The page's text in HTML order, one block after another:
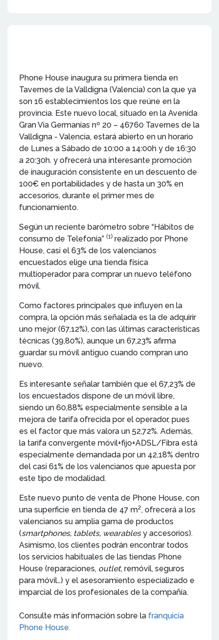
Phone House inaugura su primera tienda en
Tavernes de la Valldigna (Valencia) con la que ya
son 16 establecimientos los que reúne en la
provincia. Este nuevo local, situado en la Avenida
Gran Vía Germanías nº 20 – 46760 Tavernes de la
Valldigna - Valencia, estará abierto en un horario
de Lunes a Sábado de 10:00 a 14:00h y de 16:30
a 20:30h. y ofrecerá una interesante promoción
de inauguración consistente en un descuento de
100€ en portabilidades y de hasta un 30% en
accesorios, durante el primer mes de
funcionamiento.
Según un reciente barómetro sobre “Hábitos de
consumo de Telefonía” (1) realizado por Phone
House, casi el 63% de los valencianos
encuestados elige una tienda física
multioperador para comprar un nuevo teléfono
móvil.
Como factores principales que influyen en la
compra, la opción más señalada es la de adquirir
uno mejor (67,12%), con las últimas características
técnicas (39,80%), aunque un 67,23% afirma
guardar su móvil antiguo cuando compran uno
nuevo.
Es interesante señalar también que el 67,23% de
los encuestados dispone de un móvil libre,
siendo un 60,88% especialmente sensible a la
mejora de tarifa ofrecida por el operador, pues
es el factor que más valora un 52,72%. Además,
la tarifa convergente móvil+fijo+ADSL/Fibra está
especialmente demandada por un 42,18% dentro
del casi 61% de los valencianos que apuesta por
este tipo de modalidad.
Este nuevo punto de venta de Phone House, con
una superficie en tienda de 47 m2, ofrecerá a los
valencianos su amplia gama de productos
(smartphones, tablets, wearablesy accesorios).
Asimismo, los clientes podrán encontrar todos
los servicios habituales de las tiendas Phone
House (reparaciones, outlet, remóvil, seguros
para móvil…) y el asesoramiento especializado e
imparcial de los profesionales de la compañía.
Consulte más información sobre la franquicia
Phone House.